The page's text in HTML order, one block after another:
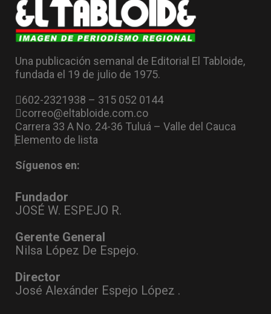
Una publicación semanal de Editorial El Tabloide,
fundada el 19 de julio de 1975.
602-2321938 – 315 052 0144
correo@eltabloide.com.co
Carrera 33 A No. 24-36 Tuluá – Valle del Cauca
Elemento de lista
Síguenos en:
Fundador
JOSÉ W. ESPEJO R.
Gerente General
Nilsa López De Espejo.
Director
José Alexánder Espejo López .